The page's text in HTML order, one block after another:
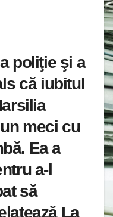
poliţie şi a
că iubitul
meci cu
Ea a
a-l
să
La